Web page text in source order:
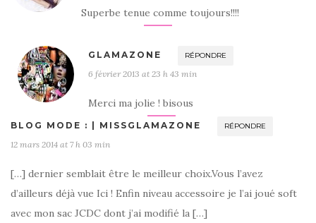
Superbe tenue comme toujours!!!!
GLAMAZONE RÉPONDRE
6 février 2013 at 23 h 43 min
Merci ma jolie ! bisous
BLOG MODE : | MISSGLAMAZONE RÉPONDRE
12 mars 2014 at 7 h 03 min
[…] dernier semblait être le meilleur choix.Vous l’avez
d’ailleurs déjà vue Ici ! Enfin niveau accessoire je l’ai joué soft
avec mon sac JCDC dont j’ai modifié la […]